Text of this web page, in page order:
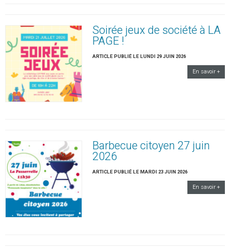
Soirée jeux de société à LA
PAGE !
ARTICLE PUBLIÉ LE LUNDI 29 JUIN 2026
En savoir +
Barbecue citoyen 27 juin
2026
ARTICLE PUBLIÉ LE MARDI 23 JUIN 2026
En savoir +